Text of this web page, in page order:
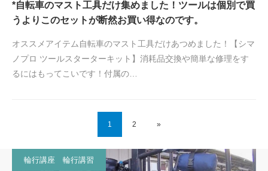
*自転車のマスト工具だけ集めました！ツールは個別で買
うよりこのセットが断然お買い得なのです。
オススメアイテム自転車のマスト工具だけあつめました！【シマ
ノプロ ツールスターターキット】消耗品交換や簡単な修理をす
るにはもってこいです！付属の…
1 2 »
輪行講座 輪行講習